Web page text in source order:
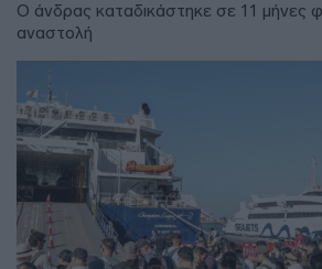
Ο άνδρας καταδικάστηκε σε 11 μήνες
αναστολή